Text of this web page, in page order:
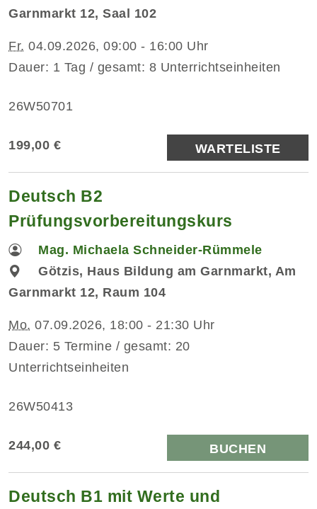
Garnmarkt 12, Saal 102
Fr. 04.09.2026, 09:00 - 16:00 Uhr
Dauer: 1 Tag / gesamt: 8 Unterrichtseinheiten
26W50701
199,00 € WARTELISTE
Deutsch B2
Prüfungsvorbereitungskurs
Mag. Michaela Schneider-Rümmele
Götzis, Haus Bildung am Garnmarkt, Am
Garnmarkt 12, Raum 104
Mo. 07.09.2026, 18:00 - 21:30 Uhr
Dauer: 5 Termine / gesamt: 20
Unterrichtseinheiten
26W50413
244,00 € BUCHEN
Deutsch B1 mit Werte und